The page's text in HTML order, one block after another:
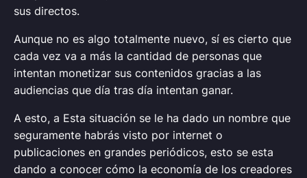
sus directos.
Aunque no es algo totalmente nuevo, sí es cierto que
cada vez va a más la cantidad de personas que
intentan monetizar sus contenidos gracias a las
audiencias que día tras día intentan ganar.
A esto, a Esta situación se le ha dado un nombre que
seguramente habrás visto por internet o
publicaciones en grandes periódicos, esto se esta
dando a conocer cómo la economía de los creadores